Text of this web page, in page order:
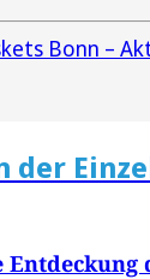
Bonn –
der